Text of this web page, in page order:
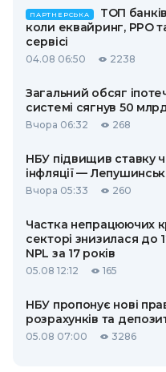
ПАРТНЕРСЬКА
ТОП
коли еквайринг, РРО
сервісі
04.08 06:50 2238
Загальний обсяг
системі сягнув 50
Вчора 06:32 268
НБУ підвищив ставку
інфляції —
Вчора 05:33 260
Частка непрацюючих
секторі знизилася до
NPL за 17 років
05.08 12:12 165
НБУ пропонує нові
розрахунків та
05.08 07:00 3286